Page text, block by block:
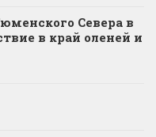
Севера в
в край оленей и